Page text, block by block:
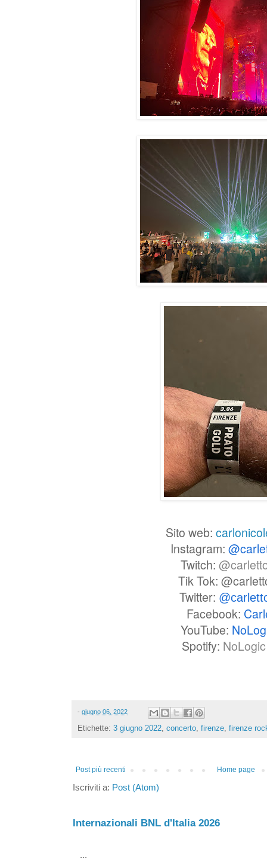
Sito web:
Instagram:
Twitch:
Tik Tok:
Twitter:
Facebook:
YouTube:
Spotify:
- giugno 06, 2022
Etichette: 3 giugno 2022 concerto firenze firenze
Post più recenti Home page
Iscriviti a: Post (Atom)
Internazionali BNL d'Italia 2026
...